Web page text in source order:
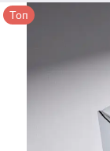
Топ